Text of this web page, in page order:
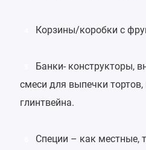
Корзины/коробки с
Банки- конструкторы,
смеси для выпечки тортов,
глинтвейна.
Специи – как местные,